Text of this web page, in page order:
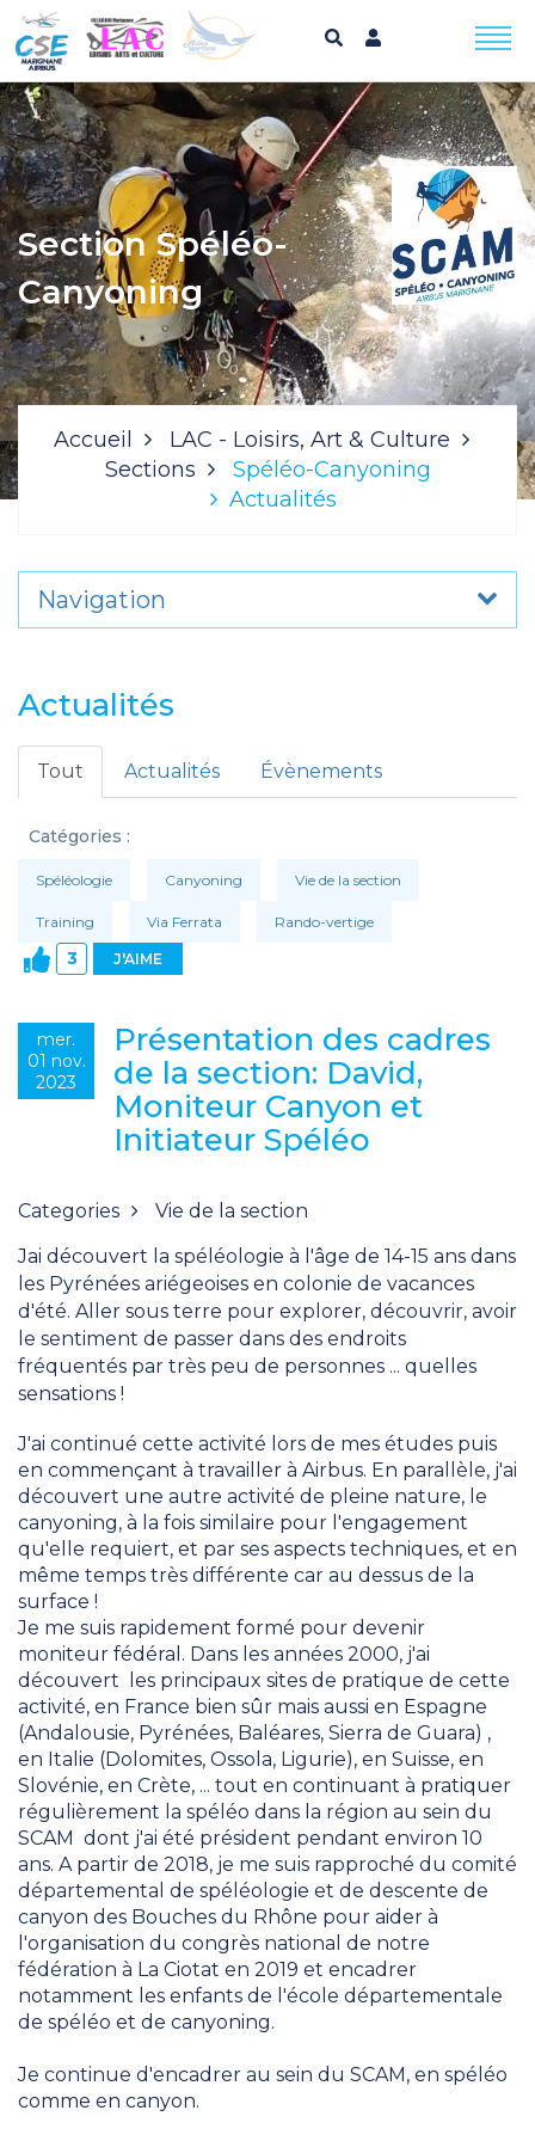
Section Spéléo-
Canyoning
Accueil
LAC - Loisirs, Art & Culture
Sections
Spéléo-Canyoning
Actualités
Navigation
Actualités
Tout Actualités Évènements
Catégories :
Spéléologie Canyoning Vie de la section
Training Via Ferrata Rando-vertige
3 J'AIME
mer.
01 nov.
2023
Présentation des cadres
de la section: David,
Moniteur Canyon et
Initiateur Spéléo
Categories
Vie de la section
Jai découvert la spéléologie à l'âge de 14-15 ans dans
les Pyrénées ariégeoises en colonie de vacances
d'été. Aller sous terre pour explorer, découvrir, avoir
le sentiment de passer dans des endroits
fréquentés par très peu de personnes ... quelles
sensations !
J'ai continué cette activité lors de mes études puis
en commençant à travailler à Airbus. En parallèle, j'ai
découvert une autre activité de pleine nature, le
canyoning, à la fois similaire pour l'engagement
qu'elle requiert, et par ses aspects techniques, et en
même temps très différente car au dessus de la
surface !
Je me suis rapidement formé pour devenir
moniteur fédéral. Dans les années 2000, j'ai
découvert les principaux sites de pratique de cette
activité, en France bien sûr mais aussi en Espagne
(Andalousie, Pyrénées, Baléares, Sierra de Guara) ,
en Italie (Dolomites, Ossola, Ligurie), en Suisse, en
Slovénie, en Crète, ... tout en continuant à pratiquer
régulièrement la spéléo dans la région au sein du
SCAM dont j'ai été président pendant environ 10
ans. A partir de 2018, je me suis rapproché du comité
départemental de spéléologie et de descente de
canyon des Bouches du Rhône pour aider à
l'organisation du congrès national de notre
fédération à La Ciotat en 2019 et encadrer
notamment les enfants de l'école départementale
de spéléo et de canyoning.
Je continue d'encadrer au sein du SCAM, en spéléo
comme en canyon.